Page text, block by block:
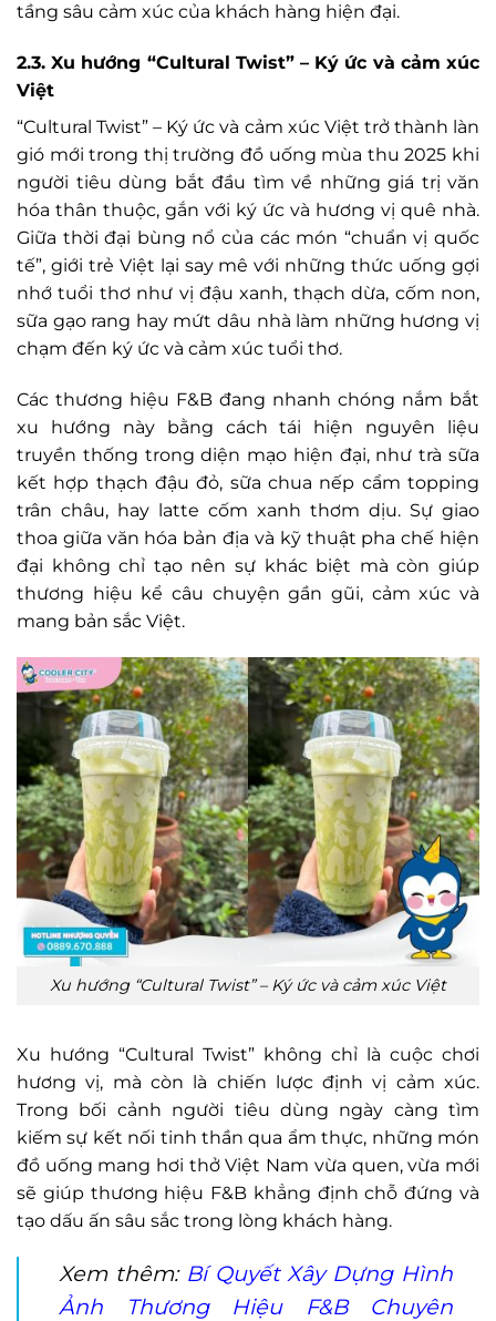
tầng sâu cảm xúc của khách hàng hiện đại.
2.3. Xu hướng “Cultural Twist” – Ký ức và cảm xúc
Việt
“Cultural Twist” – Ký ức và cảm xúc Việt trở thành làn
gió mới trong thị trường đồ uống mùa thu 2025 khi
người tiêu dùng bắt đầu tìm về những giá trị văn
hóa thân thuộc, gắn với ký ức và hương vị quê nhà.
Giữa thời đại bùng nổ của các món “chuẩn vị quốc
tế”, giới trẻ Việt lại say mê với những thức uống gợi
nhớ tuổi thơ như vị đậu xanh, thạch dừa, cốm non,
sữa gạo rang hay mứt dâu nhà làm những hương vị
chạm đến ký ức và cảm xúc tuổi thơ.
Các thương hiệu F&B đang nhanh chóng nắm bắt
xu hướng này bằng cách tái hiện nguyên liệu
truyền thống trong diện mạo hiện đại, như trà sữa
kết hợp thạch đậu đỏ, sữa chua nếp cẩm topping
trân châu, hay latte cốm xanh thơm dịu. Sự giao
thoa giữa văn hóa bản địa và kỹ thuật pha chế hiện
đại không chỉ tạo nên sự khác biệt mà còn giúp
thương hiệu kể câu chuyện gần gũi, cảm xúc và
mang bản sắc Việt.
Xu hướng “Cultural Twist” – Ký ức và cảm xúc Việt
Xu hướng “Cultural Twist” không chỉ là cuộc chơi
hương vị, mà còn là chiến lược định vị cảm xúc.
Trong bối cảnh người tiêu dùng ngày càng tìm
kiếm sự kết nối tinh thần qua ẩm thực, những món
đồ uống mang hơi thở Việt Nam vừa quen, vừa mới
sẽ giúp thương hiệu F&B khẳng định chỗ đứng và
tạo dấu ấn sâu sắc trong lòng khách hàng.
Xem thêm: Bí Quyết Xây Dựng Hình
Ảnh Thương Hiệu F&B Chuyên